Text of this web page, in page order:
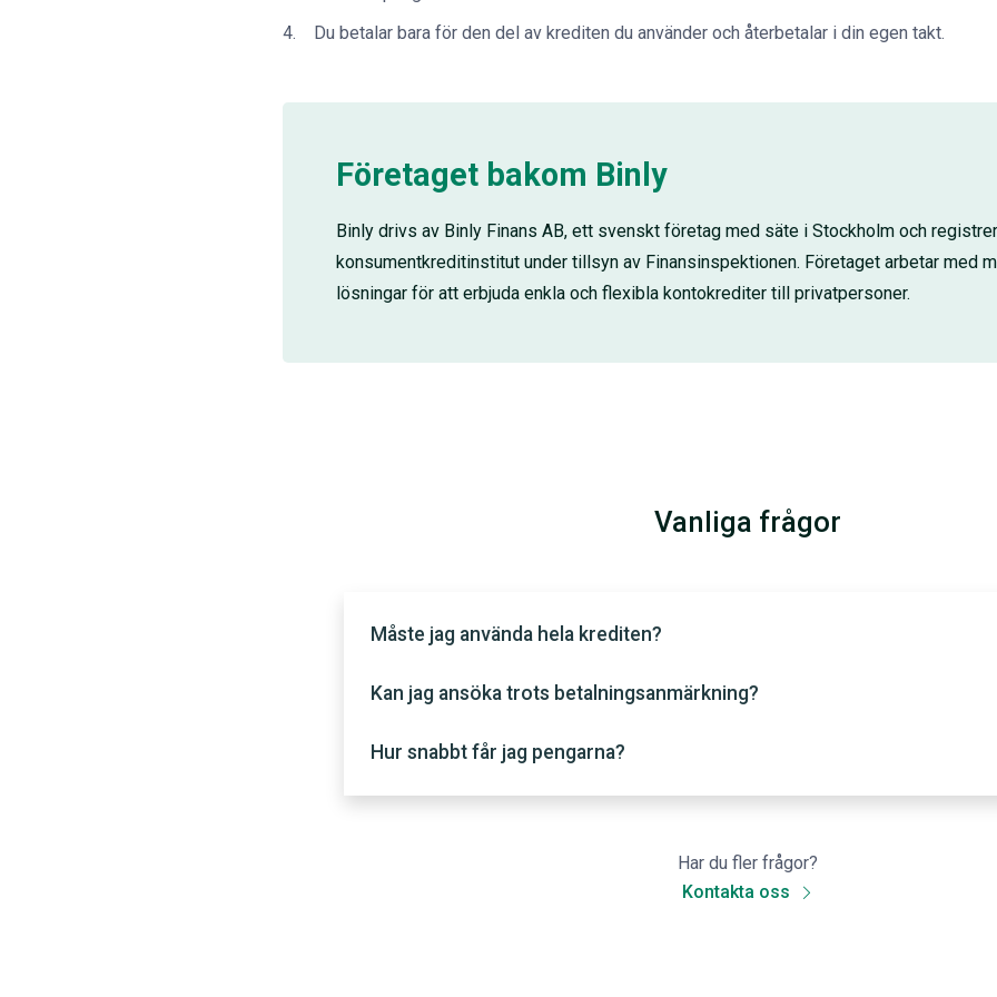
Du betalar bara för den del av krediten du använder och återbetalar i din egen takt.
Företaget bakom Binly
Binly drivs av Binly Finans AB, ett svenskt företag med säte i Stockholm och
konsumentkreditinstitut under tillsyn av Finansinspektionen. Företaget arbetar med
lösningar för att erbjuda enkla och flexibla kontokrediter till privatpersoner.
Vanliga frågor
Måste jag använda hela krediten?
Kan jag ansöka trots betalningsanmärkning?
Hur snabbt får jag pengarna?
Har du fler frågor?
Kontakta oss